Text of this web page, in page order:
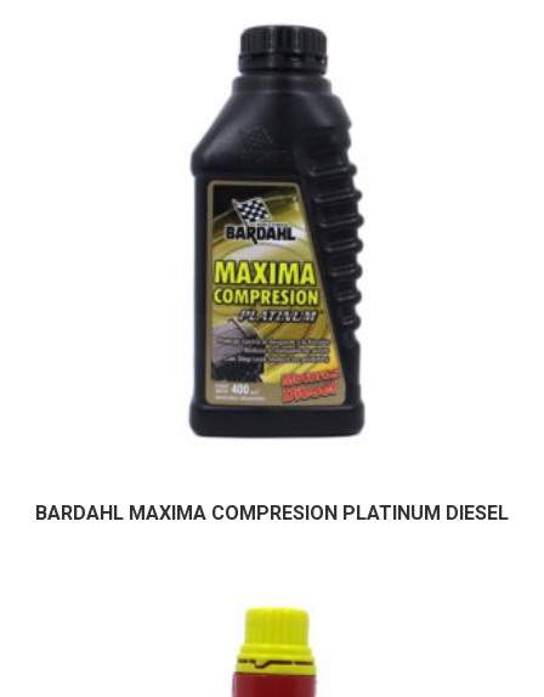
BARDAHL MAXIMA COMPRESION PLATINUM DIESEL